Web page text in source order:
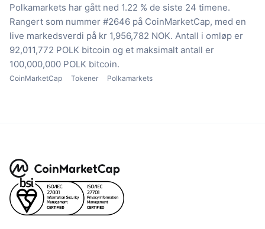
Polkamarkets har gått ned 1.22 % de siste 24 timene.
Rangert som nummer #2646 på CoinMarketCap, med en
live markedsverdi på kr 1,956,782 NOK. Antall i omløp er
92,011,772 POLK bitcoin og et maksimalt antall er
100,000,000 POLK bitcoin.
CoinMarketCap Tokener Polkamarkets